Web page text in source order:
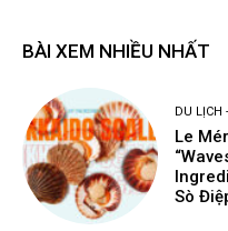
BÀI XEM NHIỀU NHẤT
DU LỊCH
Le
Sò